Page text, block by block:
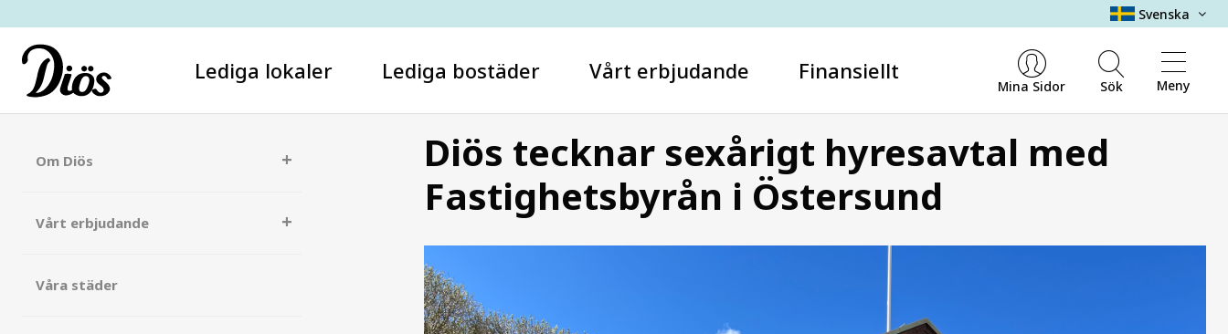
Svenska
Mina Sidor Sök Meny
Lediga lokaler Lediga bostäder Vårt erbjudande Finansiellt
Vad letar du efter?
Om Diös
Vårt erbjudande
Våra städer
Diös tecknar sexårigt hyresavtal med
Fastighetsbyrån i Östersund